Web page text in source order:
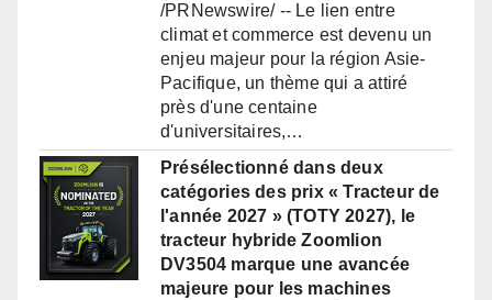
/PRNewswire/ -- Le lien entre
climat et commerce est devenu un
enjeu majeur pour la région Asie-
Pacifique, un thème qui a attiré
près d'une centaine
d'universitaires,…
Présélectionné dans deux
catégories des prix « Tracteur de
l'année 2027 » (TOTY 2027), le
tracteur hybride Zoomlion
DV3504 marque une avancée
majeure pour les machines